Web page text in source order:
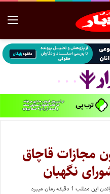
مجازات قاچاق
نگهبان
این مطلب 1 دقیقه زمان میبرد